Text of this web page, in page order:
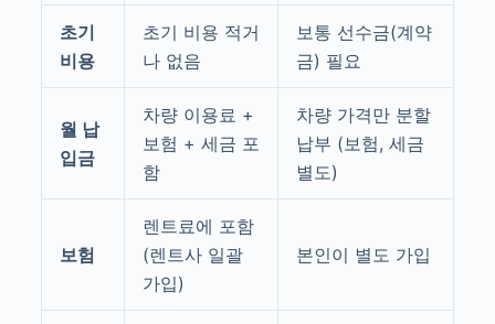
초기
비용
초기 비용 적거
나 없음
보통 선수금(계약
금) 필요
월 납
입금
차량 이용료 +
보험 + 세금 포
함
차량 가격만 분할
납부 (보험, 세금
별도)
보험
렌트료에 포함
(렌트사 일괄
가입)
본인이 별도 가입